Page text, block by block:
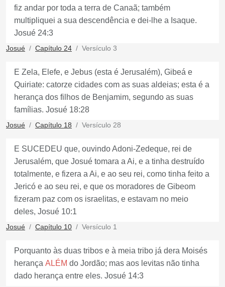
fiz andar por toda a terra de Canaã; também
multipliquei a sua descendência e dei-lhe a Isaque.
Josué 24:3
Josué Capítulo 24 Versículo 3
E Zela, Elefe, e Jebus (esta é Jerusalém), Gibeá e
Quiriate: catorze cidades com as suas aldeias; esta é a
herança dos filhos de Benjamim, segundo as suas
famílias. Josué 18:28
Josué Capítulo 18 Versículo 28
E SUCEDEU que, ouvindo Adoni-Zedeque, rei de
Jerusalém, que Josué tomara a Ai, e a tinha destruído
totalmente, e fizera a Ai, e ao seu rei, como tinha feito a
Jericó e ao seu rei, e que os moradores de Gibeom
fizeram paz com os israelitas, e estavam no meio
deles, Josué 10:1
Josué Capítulo 10 Versículo 1
Porquanto às duas tribos e à meia tribo já dera Moisés
herança ALÉM do Jordão; mas aos levitas não tinha
dado herança entre eles. Josué 14:3